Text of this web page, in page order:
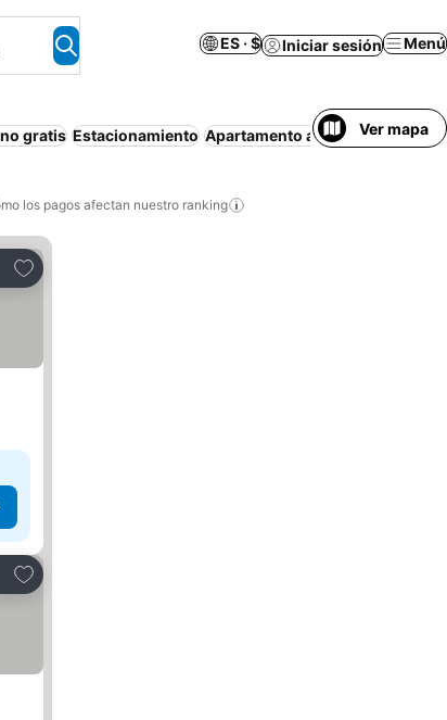
ES · $ Iniciar sesión Menú
gratis Estacionamiento Apartamento amuebladoVer mapa
los pagos afectan nuestro ranking
Agregar a favoritos
Agregar a favoritos